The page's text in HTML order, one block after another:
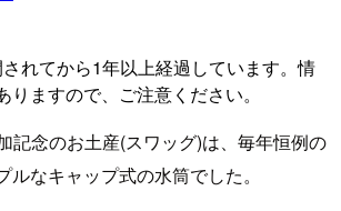
れてから1年以上経過しています。情
ますので、ご注意ください。
記念のお土産(スワッグ)は、毎年恒例の
なキャップ式の水筒でした。